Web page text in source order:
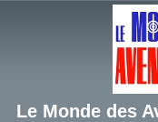
Le Monde des